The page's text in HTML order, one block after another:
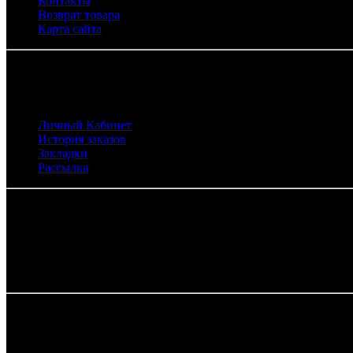
Возврат товара
Карта сайта
Личный Кабинет
История заказов
Закладки
Рассылка